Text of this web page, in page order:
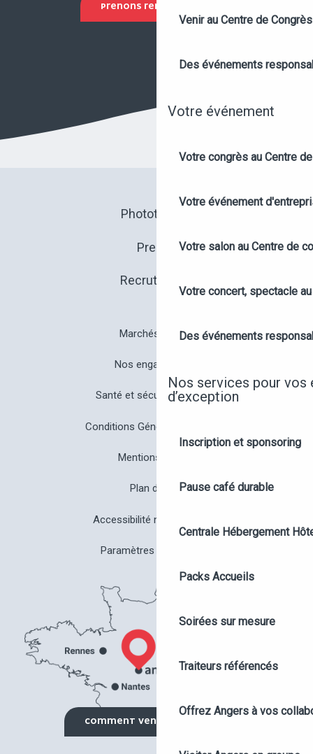
Venir au Centre de Congrès
Des événements
Votre événement
Votre congrès au Centre
Votre événement
Votre salon au Centre de
Votre concert, spectacle
Des événements
Nos services pour vos
d’exception
Inscription et sponsoring
Pause café durable
Centrale Hébergement
Packs Accueils
Soirées sur mesure
Traiteurs référencés
Offrez Angers à vos
PRENONS RENDEZ-VOUS !
Photothèque
Presse
Recrutement
Marchés publics
Nos engagements
Santé et sécurité à Angers
Conditions Générales de Vente
Mentions légales
Plan du site
Accessibilité non conforme
Paramètres des cookies
COMMENT VENIR ?